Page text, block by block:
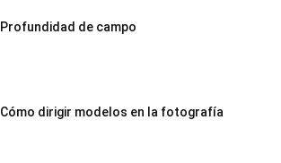
Profundidad de campo
Cómo dirigir modelos en la fotografía